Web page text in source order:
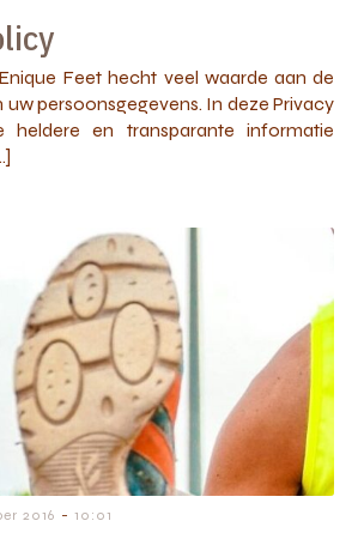
Feet hecht veel waarde aan de
persoonsgegevens. In deze Privacy
heldere en transparante informatie
2016 - 10:01